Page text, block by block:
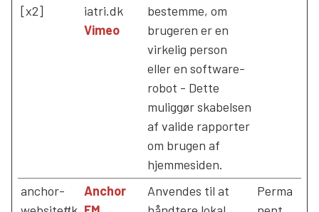
[x2]
iatri.dk
Vimeo
bestemme, om
brugeren er en
virkelig person
eller en software-
robot - Dette
muliggør skabelsen
af valide rapporter
om brugen af
hjemmesiden.
anchor-
Anchor
Anvendes til at
Perma